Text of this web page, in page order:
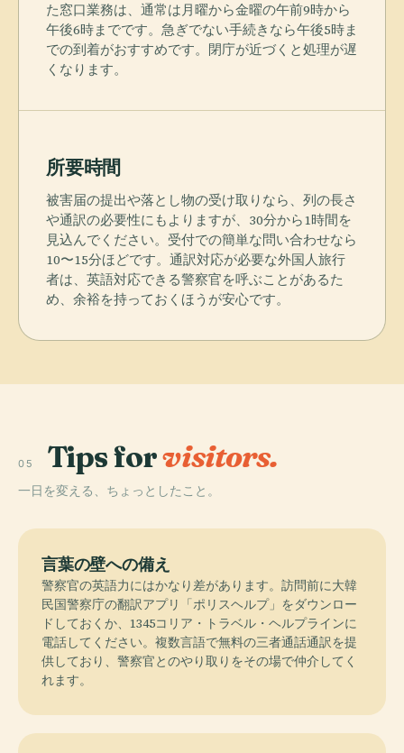
た窓口業務は、通常は月曜から金曜の午前9時から
午後6時までです。急ぎでない手続きなら午後5時ま
での到着がおすすめです。閉庁が近づくと処理が遅
くなります。
所要時間
被害届の提出や落とし物の受け取りなら、列の長さ
や通訳の必要性にもよりますが、30分から1時間を
見込んでください。受付での簡単な問い合わせなら
10〜15分ほどです。通訳対応が必要な外国人旅行
者は、英語対応できる警察官を呼ぶことがあるた
め、余裕を持っておくほうが安心です。
05 Tips forvisitors.
一日を変える、ちょっとしたこと。
言葉の壁への備え
警察官の英語力にはかなり差があります。訪問前に大韓
民国警察庁の翻訳アプリ「ポリスヘルプ」をダウンロー
ドしておくか、1345コリア・トラベル・ヘルプラインに
電話してください。複数言語で無料の三者通話通訳を提
供しており、警察官とのやり取りをその場で仲介してく
れます。